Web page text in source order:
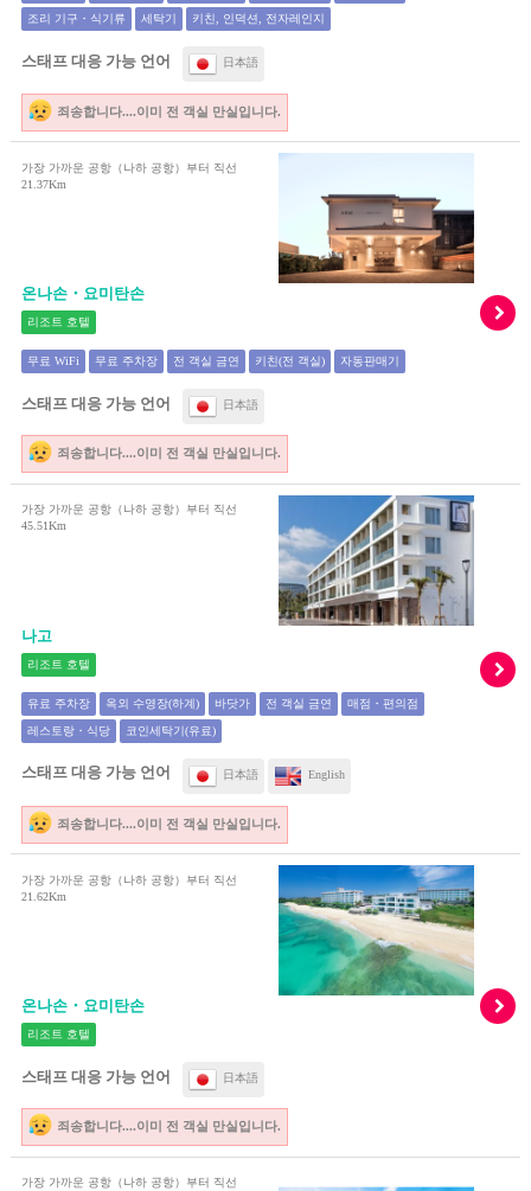
조리 기구・식기류 세탁기 키친, 인덕션, 전자레인지
스태프 대응 가능 언어 日本語
죄송합니다....이미 전 객실 만실입니다.
가장 가까운 공항（나하 공항）부터 직선
21.37Km
온나손・요미탄손
리조트 호텔
무료 WiFi 무료 주차장 전 객실 금연 키친(전 객실) 자동판매기
스태프 대응 가능 언어 日本語
죄송합니다....이미 전 객실 만실입니다.
가장 가까운 공항（나하 공항）부터 직선
45.51Km
나고
리조트 호텔
유료 주차장 옥외 수영장(하계) 바닷가 전 객실 금연 매점・편의점
레스토랑・식당 코인세탁기(유료)
스태프 대응 가능 언어 日本語 English
죄송합니다....이미 전 객실 만실입니다.
가장 가까운 공항（나하 공항）부터 직선
21.62Km
온나손・요미탄손
리조트 호텔
스태프 대응 가능 언어 日本語
죄송합니다....이미 전 객실 만실입니다.
가장 가까운 공항（나하 공항）부터 직선